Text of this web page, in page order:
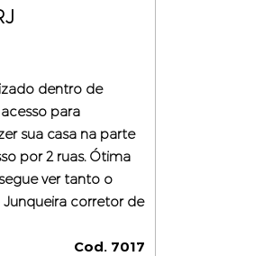
dentro de
para
sua casa na parte
por 2 ruas. Ótima
ver tanto o
corretor de
Cod. 7017